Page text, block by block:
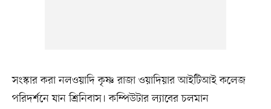
সংস্কার করা নলওয়াদি কৃষ্ণ রাজা ওয়াদিয়ার আইটিআই কলেজ
পরিদর্শনে যান শ্রিনিবাস। কম্পিউটার ল্যাবের চলমান